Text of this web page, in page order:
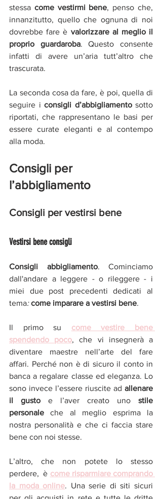
stessa come vestirmi bene, penso che,
innanzitutto, quello che ognuna di noi
dovrebbe fare è valorizzare al meglio il
proprio guardaroba. Questo consente
infatti di avere un’aria tutt’altro che
trascurata.
La seconda cosa da fare, è poi, quella di
seguire i consigli d’abbigliamento sotto
riportati, che rappresentano le basi per
essere curate eleganti e al contempo
alla moda.
Consigli per
l’abbigliamento
Consigli per vestirsi bene
Vestirsi bene consigli
Consigli abbigliamento. Cominciamo
dall'andare a leggere - o rileggere - i
miei due post precedenti dedicati al
tema: come imparare a vestirsi bene.
Il primo su come vestire bene
spendendo poco, che vi insegnerà a
diventare maestre nell’arte del fare
affari. Perché non è di sicuro il conto in
banca a regalare classe ed eleganza. Lo
sono invece l’essere riuscite ad allenare
il gusto e l’aver creato uno stile
personale che al meglio esprima la
nostra personalità e che ci faccia stare
bene con noi stesse.
L’altro, che non potete lo stesso
perdere,  è come risparmiare comprando
la moda online. Una serie di siti sicuri